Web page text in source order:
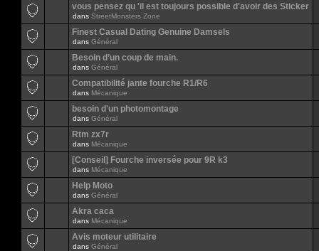
vous pensez qu 'il est toujours possible d'avoir des Sticker
dans StreetMonsters Zone
Finest Сasual Dating Genuine Damsels
dans Général
Besoin d’un coup de main.
dans Général
Compatibilité jante fourche R1/R6
dans Mécanique
besoin d'un photomontage
dans Général
Rtm zx7r
dans Mécanique
[Conseil] Fourche inversée pour 9R k3
dans Mécanique
Help Moto
dans Général
Akra caca
dans Mécanique
Avis moteur utilitaire
dans Général